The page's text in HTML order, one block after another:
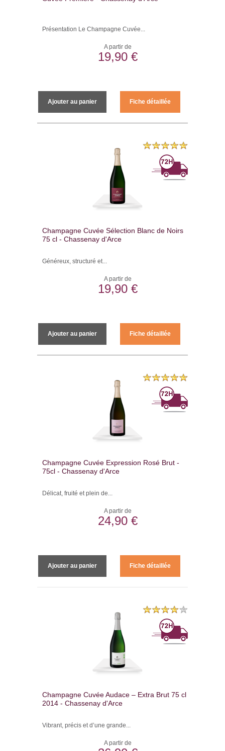
Présentation Le Champagne Cuvée...
A partir de
19,90 €
Ajouter au panier Fiche détaillée
Champagne Cuvée Sélection Blanc de Noirs
75 cl - Chassenay d'Arce
Généreux, structuré et...
A partir de
19,90 €
Ajouter au panier Fiche détaillée
Champagne Cuvée Expression Rosé Brut -
75cl - Chassenay d'Arce
Délicat, fruité et plein de...
A partir de
24,90 €
Ajouter au panier Fiche détaillée
Champagne Cuvée Audace – Extra Brut 75 cl -
2014 - Chassenay d'Arce
Vibrant, précis et d’une grande...
A partir de